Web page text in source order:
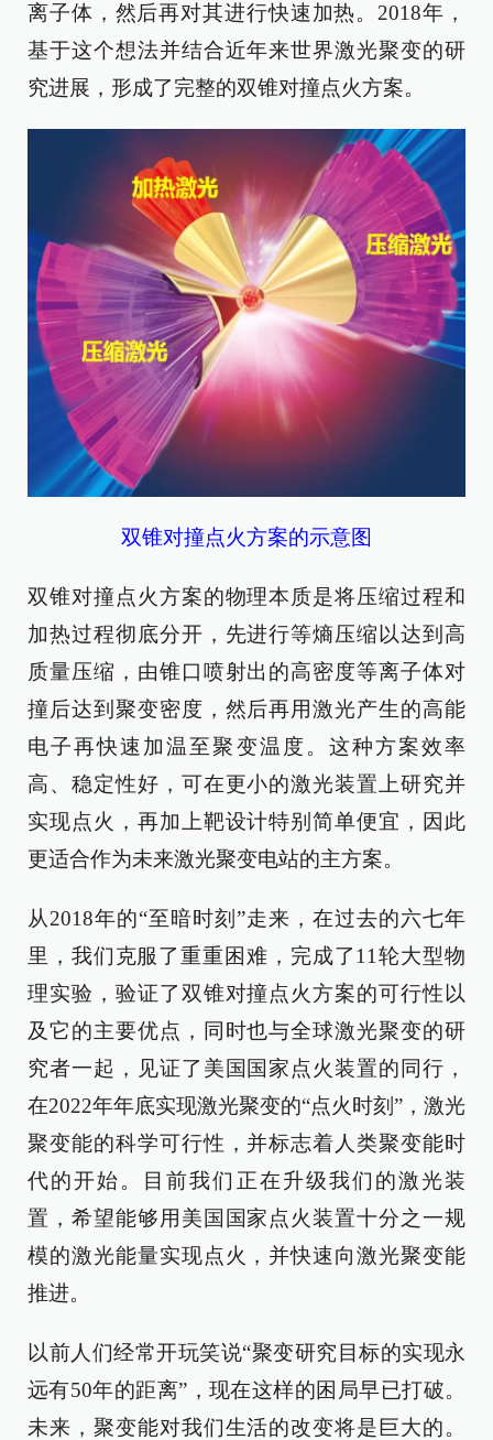
离子体，然后再对其进行快速加热。2018年，
基于这个想法并结合近年来世界激光聚变的研
究进展，形成了完整的双锥对撞点火方案。
双锥对撞点火方案的示意图
双锥对撞点火方案的物理本质是将压缩过程和
加热过程彻底分开，先进行等熵压缩以达到高
质量压缩，由锥口喷射出的高密度等离子体对
撞后达到聚变密度，然后再用激光产生的高能
电子再快速加温至聚变温度。这种方案效率
高、稳定性好，可在更小的激光装置上研究并
实现点火，再加上靶设计特别简单便宜，因此
更适合作为未来激光聚变电站的主方案。
从2018年的“至暗时刻”走来，在过去的六七年
里，我们克服了重重困难，完成了11轮大型物
理实验，验证了双锥对撞点火方案的可行性以
及它的主要优点，同时也与全球激光聚变的研
究者一起，见证了美国国家点火装置的同行，
在2022年年底实现激光聚变的“点火时刻”，激光
聚变能的科学可行性，并标志着人类聚变能时
代的开始。目前我们正在升级我们的激光装
置，希望能够用美国国家点火装置十分之一规
模的激光能量实现点火，并快速向激光聚变能
推进。
以前人们经常开玩笑说“聚变研究目标的实现永
远有50年的距离”，现在这样的困局早已打破。
未来，聚变能对我们生活的改变将是巨大的。